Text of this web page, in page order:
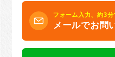
フォーム入力、約3分
メールでお問